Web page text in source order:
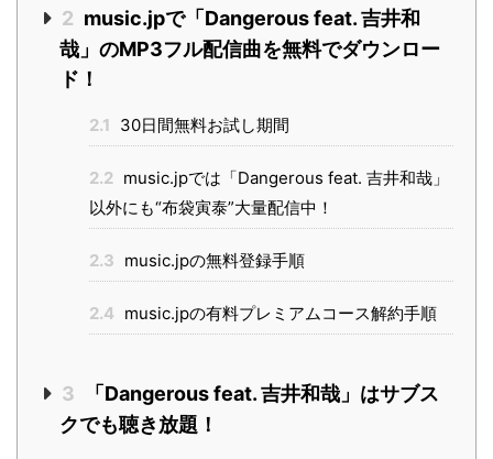
2 music.jpで「Dangerous feat. 吉井和
哉」のMP3フル配信曲を無料でダウンロー
ド！
2.1 30日間無料お試し期間
2.2 music.jpでは「Dangerous feat. 吉井和哉」
以外にも“布袋寅泰”大量配信中！
2.3 music.jpの無料登録手順
2.4 music.jpの有料プレミアムコース解約手順
3
「Dangerous feat. 吉井和哉」はサブス
クでも聴き放題！